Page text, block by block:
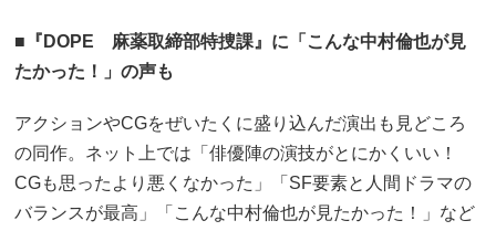
■『DOPE 麻薬取締部特捜課』に「こんな中村倫也が見
たかった！」の声も
アクションやCGをぜいたくに盛り込んだ演出も見どころ
の同作。ネット上では「俳優陣の演技がとにかくいい！
CGも思ったより悪くなかった」「SF要素と人間ドラマの
バランスが最高」「こんな中村倫也が見たかった！」など